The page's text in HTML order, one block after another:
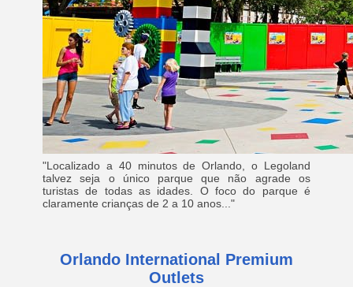
"Localizado a 40 minutos de Orlando, o Legoland
talvez seja o único parque que não agrade os
turistas de todas as idades. O foco do parque é
claramente crianças de 2 a 10 anos..."
Orlando International Premium
Outlets